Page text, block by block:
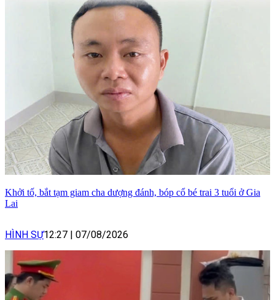
Khởi tố, bắt tạm giam cha dượng đánh, bóp cổ bé trai 3 tuổi ở Gia
Lai
HÌNH SỰ12:27 | 07/08/2026